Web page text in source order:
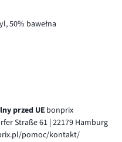
50% bawełna
przed UE bonprix
Straße 61 | 22179 Hamburg
pomoc/kontakt/